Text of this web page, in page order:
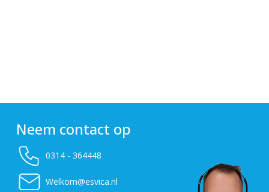
Neem contact op
0314 - 364448
Welkom@esvica.nl